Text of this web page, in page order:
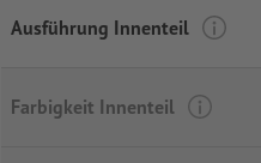
Ausführung Innenteil
Farbigkeit Innenteil